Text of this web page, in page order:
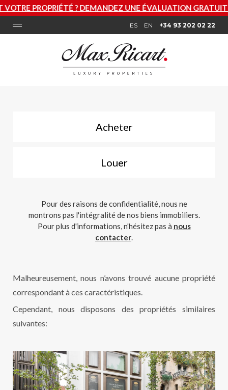
? DEMANDEZ UNE ÉVALUATION GRATUITE MAINTENANT
ES EN +34 93 202 02 22
Acheter
Louer
Pour des raisons de confidentialité, nous ne
montrons pas l'intégralité de nos biens immobiliers.
Pour plus d'informations, n'hésitez pas à nous
contacter.
Malheureusement, nous n’avons trouvé aucune propriété
correspondant à ces caractéristiques.
Cependant, nous disposons des propriétés similaires
suivantes: